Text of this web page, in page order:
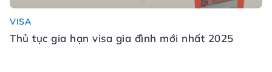
VISA
Thủ tục gia hạn visa gia đình mới nhất 2025